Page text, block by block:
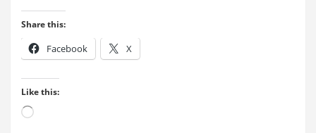
Share this:
Facebook X
Like this:
Loading…